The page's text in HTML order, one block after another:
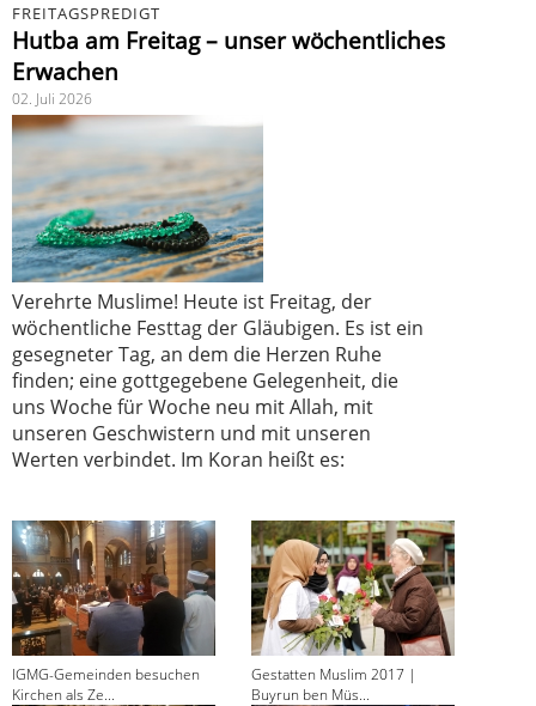
FREITAGSPREDIGT
Hutba am Freitag – unser wöchentliches
Erwachen
02. Juli 2026
Verehrte Muslime! Heute ist Freitag, der
wöchentliche Festtag der Gläubigen. Es ist ein
gesegneter Tag, an dem die Herzen Ruhe
finden; eine gottgegebene Gelegenheit, die
uns Woche für Woche neu mit Allah, mit
unseren Geschwistern und mit unseren
Werten verbindet. Im Koran heißt es:
IGMG-Gemeinden besuchen
Kirchen als Ze...
Gestatten Muslim 2017 |
Buyrun ben Müs...